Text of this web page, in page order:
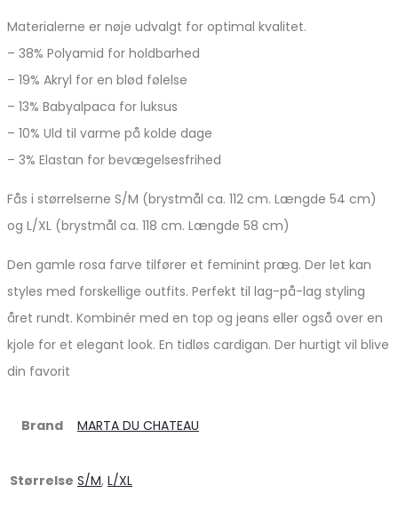
Materialerne er nøje udvalgt for optimal kvalitet.
– 38% Polyamid for holdbarhed
– 19% Akryl for en blød følelse
– 13% Babyalpaca for luksus
– 10% Uld til varme på kolde dage
– 3% Elastan for bevægelsesfrihed
Fås i størrelserne S/M (brystmål ca. 112 cm. Længde 54 cm)
og L/XL (brystmål ca. 118 cm. Længde 58 cm)
Den gamle rosa farve tilfører et feminint præg. Der let kan
styles med forskellige outfits. Perfekt til lag-på-lag styling
året rundt. Kombinér med en top og jeans eller også over en
kjole for et elegant look. En tidløs cardigan. Der hurtigt vil blive
din favorit
Brand MARTA DU CHATEAU
Størrelse S/M, L/XL